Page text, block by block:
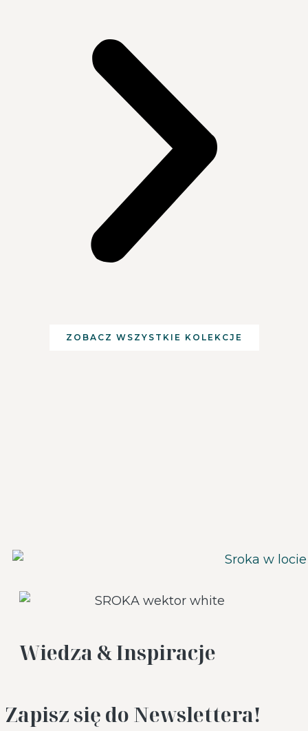
ZOBACZ WSZYSTKIE KOLEKCJE
Wiedza & Inspiracje
Zapisz się do Newslettera!